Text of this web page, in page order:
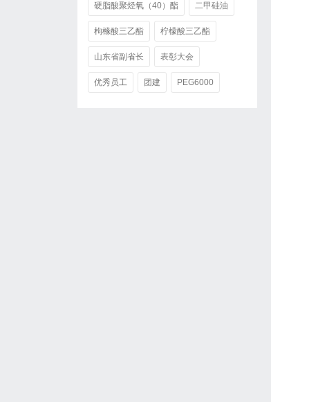
硬脂酸聚烃氧（40）酯 二甲硅油
枸橼酸三乙酯 柠檬酸三乙酯
山东省副省长 表彰大会
优秀员工 团建 PEG6000